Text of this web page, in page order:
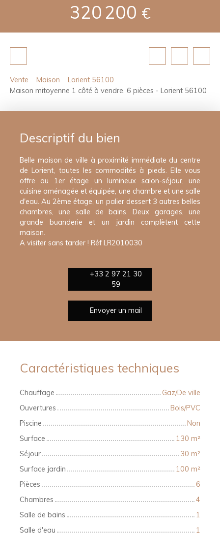
320 200 €
Vente Maison
Lorient 56100
Maison mitoyenne 1 côté à vendre, 6 pièces - Lorient 56100
Descriptif du bien
Belle maison de ville à proximité immédiate du centre
de Lorient, toutes les commodités à pieds. Elle vous
offre au 1er étage un lumineux salon-séjour, une
cuisine aménagée et équipée, une chambre et une salle
d'eau. Au 2ème étage, un palier dessert 3 autres belles
chambres, une salle de bains. Deux garages, une
grande buanderie et un jardin complètent cette
maison.
A visiter sans tarder ! Réf LR2010030
+33 2 97 21 30
59
Envoyer un mail
Caractéristiques techniques
Chauffage
Gaz/De ville
Ouvertures
Bois/PVC
Piscine
Non
Surface
130 m²
Séjour
30 m²
Surface jardin
100 m²
Pièces
6
Chambres
4
Salle de bains
1
Salle d'eau
1